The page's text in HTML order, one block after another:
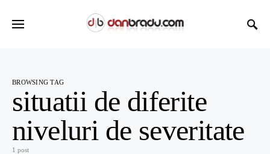
BROWSING TAG
situatii de diferite
niveluri de severitate
1 post